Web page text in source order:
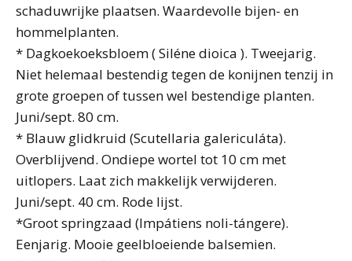
schaduwrijke plaatsen. Waardevolle bijen- en
hommelplanten.
* Dagkoekoeksbloem ( Siléne dioica ). Tweejarig.
Niet helemaal bestendig tegen de konijnen tenzij in
grote groepen of tussen wel bestendige planten.
Juni/sept. 80 cm.
* Blauw glidkruid (Scutellaria galericuláta).
Overblijvend. Ondiepe wortel tot 10 cm met
uitlopers. Laat zich makkelijk verwijderen.
Juni/sept. 40 cm. Rode lijst.
*Groot springzaad (Impátiens noli-tángere).
Eenjarig. Mooie geelbloeiende balsemien.